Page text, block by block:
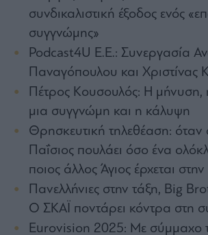
Creative
Content
Branded
Content
Reports
&
Branded
Content
Calendar
Monocle
Lab
Mononews100
συνδικαλιστική έξοδος ενός
συγγνώμης»
Podcast4U Ε.Ε.: Συνεργασία
Παναγόπουλου και Χριστίνας
Πέτρος Κουσουλός: Η
μια συγγνώμη και η κάλυψη
Θρησκευτική τηλεθέαση:
Παΐσιος πουλάει όσο ένα
ποιος άλλος Άγιος έρχεται
Πανελλήνιες στην τάξη, Big
Ο ΣΚΑΪ ποντάρει κόντρα στη
Eurovision 2025: Με σύμμαχο